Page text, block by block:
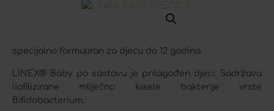
specijalno formuliran za djecu do 12 godina.
LINEX® Baby po sastavu je prilagođen djeci. Sadržava
liofilizirane mliječno kisele bakterije vrste
Bifidobacterium.